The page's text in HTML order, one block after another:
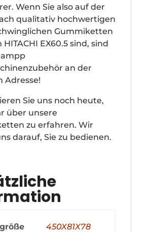
Wenn Sie also auf der
qualitativ hochwertigen
Gummiketten
EX60.5 sind, sind
an der
Adresse!
Sie uns noch heute,
über unsere
zu erfahren. Wir
darauf, Sie zu bedienen.
450X81X78